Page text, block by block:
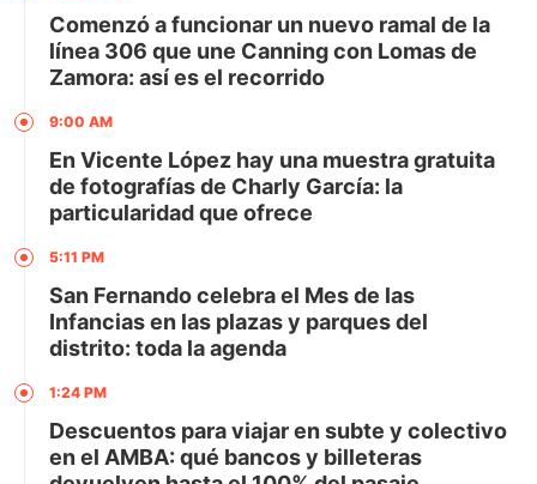
Comenzó a funcionar un nuevo ramal de la
línea 306 que une Canning con Lomas de
Zamora: así es el recorrido
9:00 AM
En Vicente López hay una muestra gratuita
de fotografías de Charly García: la
particularidad que ofrece
5:11 PM
San Fernando celebra el Mes de las
Infancias en las plazas y parques del
distrito: toda la agenda
1:24 PM
Descuentos para viajar en subte y colectivo
en el AMBA: qué bancos y billeteras